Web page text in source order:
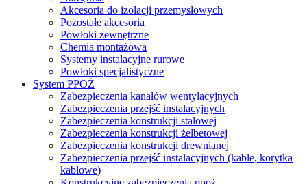
Akcesoria do izolacji przemysłowych
Pozostałe akcesoria
Powłoki zewnętrzne
Chemia montażowa
Systemy instalacyjne rurowe
Powłoki specjalistyczne
System PPOŻ
Zabezpieczenia kanałów wentylacyjnych
Zabezpieczenia przejść instalacyjnych
Zabezpieczenia konstrukcji stalowej
Zabezpieczenia konstrukcji żelbetowej
Zabezpieczenia konstrukcji drewnianej
Zabezpieczenia przejść instalacyjnych (kable, korytka
kablowe)